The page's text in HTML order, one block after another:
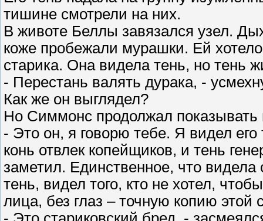
тишине смотрели на них.
В животе Беллы завязался узел.
коже пробежали мурашки. Ей
старика. Она видела тень, но тень
- Перестань валять дурака, -
Как же он выглядел?
Но Симмонс продолжал показывать
- Это он, я говорю тебе. Я видел его
конь отвлек копейщиков, и тень
заметил. Единственное, что
тень, видел того, кто не хотел,
лица, без глаз – точную копию этой